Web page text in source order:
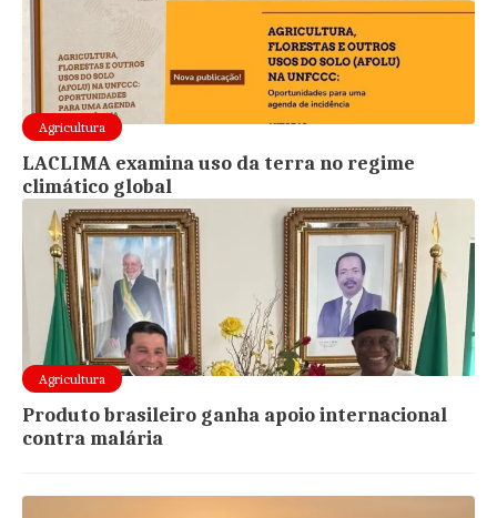
Agricultura
LACLIMA examina uso da terra no regime
climático global
Agricultura
Produto brasileiro ganha apoio internacional
contra malária